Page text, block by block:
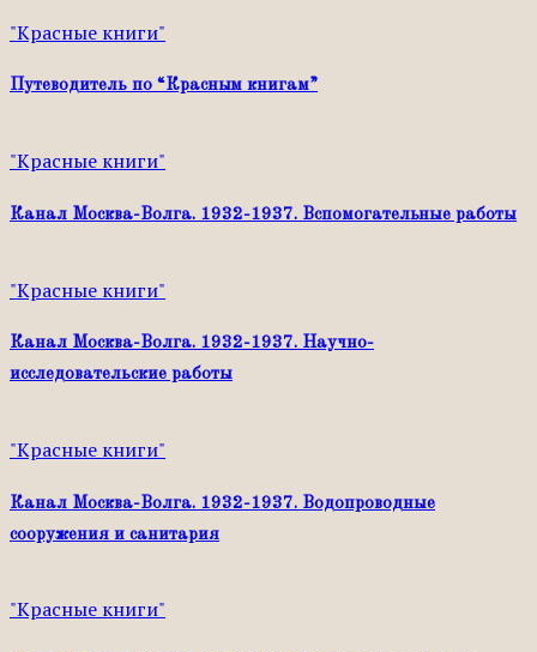
"Красные книги"
Путеводитель по “Красным книгам”
"Красные книги"
Канал Москва-Волга. 1932-1937. Вспомогательные работы
"Красные книги"
Канал Москва-Волга. 1932-1937. Научно-
исследовательские работы
"Красные книги"
Канал Москва-Волга. 1932-1937. Водопроводные
сооружения и санитария
"Красные книги"